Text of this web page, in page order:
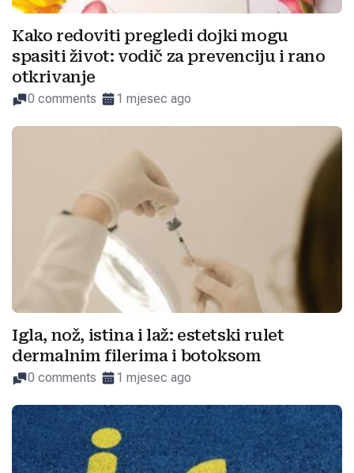
Kako redoviti pregledi dojki mogu
spasiti život: vodič za prevenciju i rano
otkrivanje
0 comments 1 mjesec ago
Igla, nož, istina i laž: estetski rulet
dermalnim filerima i botoksom
0 comments 1 mjesec ago